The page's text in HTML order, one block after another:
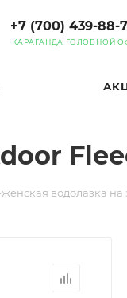
+7 (700) 439-88-
КАРАГАНДА ГОЛОВНОЙ
водолазка на